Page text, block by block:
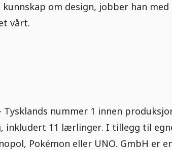
om design, jobber han med
vårt.
nummer 1 innen
inkludert 11 lærlinger. I tillegg til
Pokémon eller UNO. GmbH er